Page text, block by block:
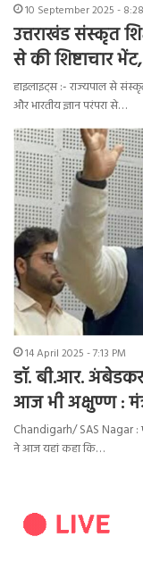
10 September 2025 -
उत्तराखंड संस्कृत
से की शिष्टाचार
हाइलाइट्स :- राज्यपाल से
और भारतीय ज्ञान परंपरा से…
14 April 2025 - 7:13 PM
डॉ. बी.आर. अंबेडकर
आज भी अक्षुण्ण :
Chandigarh/ SAS Nagar :
ने आज यहां कहा कि…